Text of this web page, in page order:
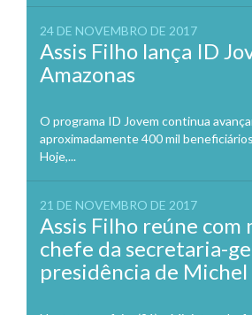
24 DE NOVEMBRO DE 2017
Assis Filho lança ID
Amazonas
O programa ID Jovem continua
aproximadamente 400 mil
Hoje,...
21 DE NOVEMBRO DE 2017
Assis Filho reúne
chefe da secretaria-
presidência de Michel